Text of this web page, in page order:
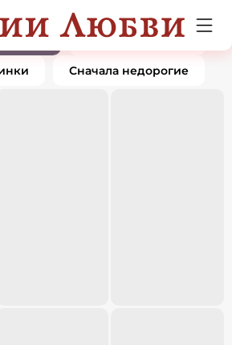
0 товаров
Сначала дорогие
Сначала недорогие